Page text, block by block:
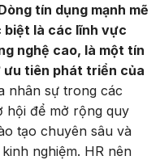
tín dụng mạnh mẽ
biệt là các lĩnh vực
nghệ cao, là một tín
tiên phát triển của
nhân sự trong các
hội để mở rộng quy
tạo chuyên sâu và
nghiệm. HR nên